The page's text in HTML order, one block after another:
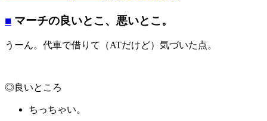
■ マーチの良いとこ、悪いとこ。
うーん。代車で借りて（ATだけど）気づいた点。
◎良いところ
ちっちゃい。